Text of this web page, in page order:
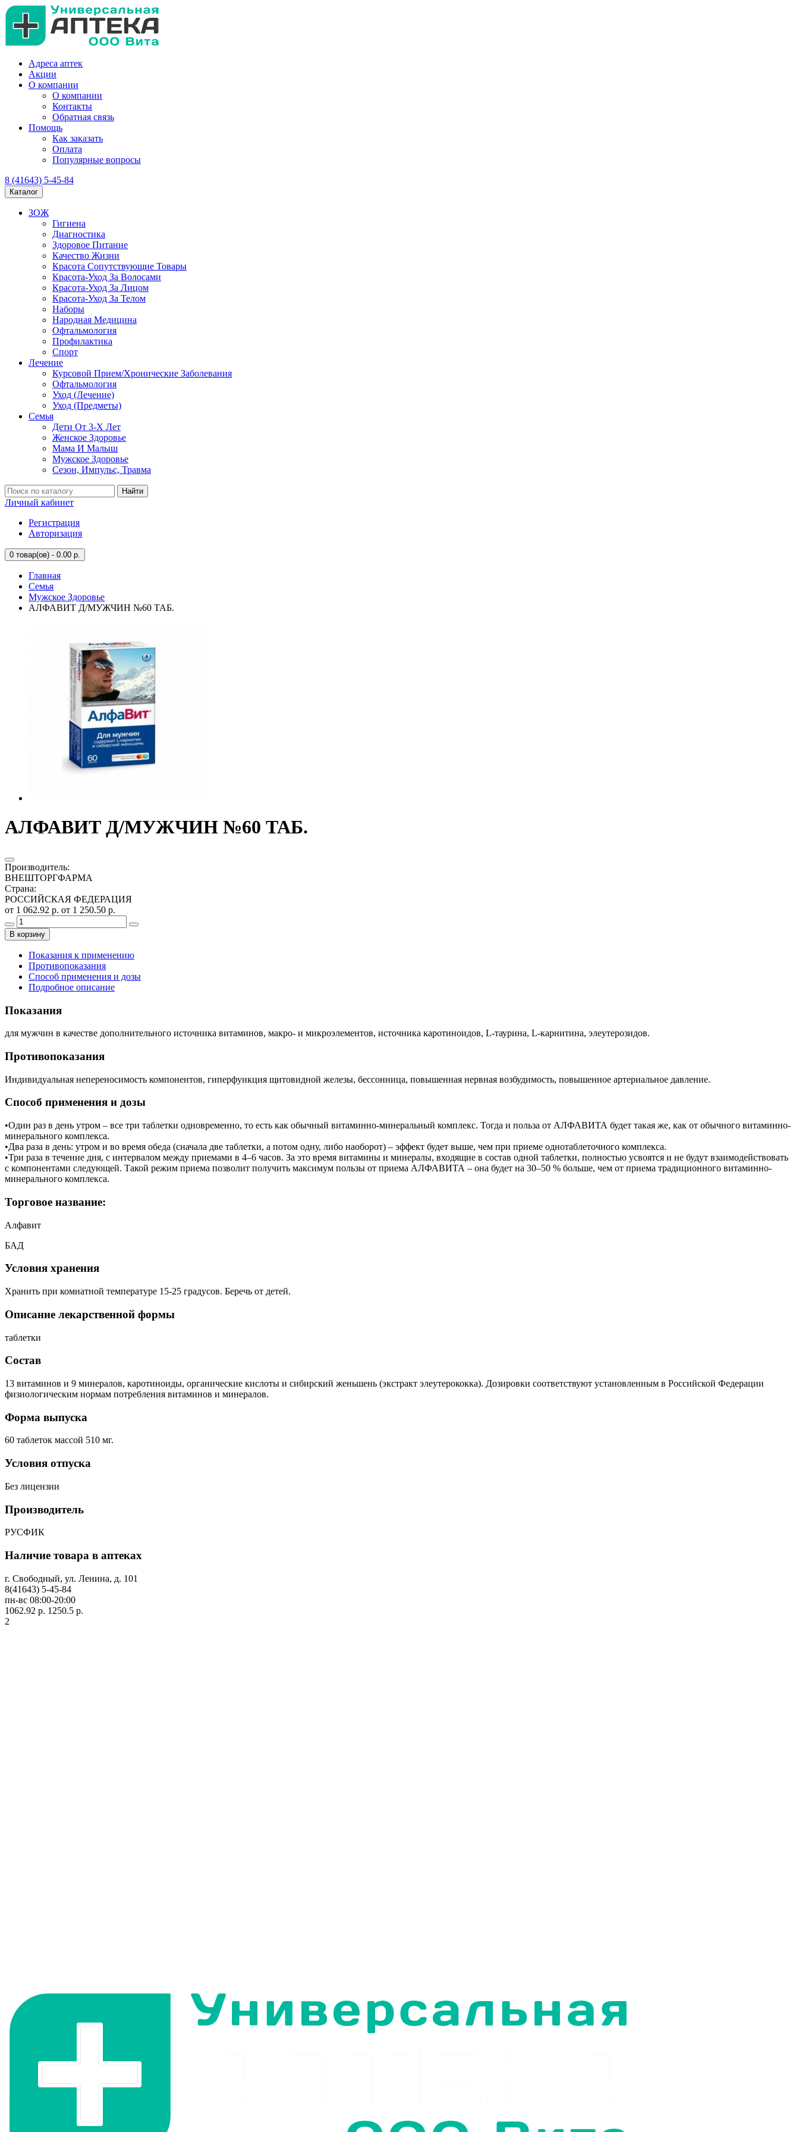
Адреса аптек
Акции
О компании
О компании
Контакты
Обратная связь
Помощь
Как заказать
Оплата
Популярные вопросы
8 (41643) 5-45-84
Каталог
ЗОЖ
Гигиена
Диагностика
Здоровое Питание
Качество Жизни
Красота Сопутствующие Товары
Красота-Уход За Волосами
Красота-Уход За Лицом
Красота-Уход За Телом
Наборы
Народная Медицина
Офтальмология
Профилактика
Спорт
Лечение
Курсовой Прием/Хронические Заболевания
Офтальмология
Уход (Лечение)
Уход (Предметы)
Семья
Дети От 3-Х Лет
Женское Здоровье
Мама И Малыш
Мужское Здоровье
Сезон, Импульс, Травма
Найти
Личный кабинет
Регистрация
Авторизация
0 товар(ов) - 0.00 р.
Главная
Семья
Мужское Здоровье
АЛФАВИТ Д/МУЖЧИН №60 ТАБ.
АЛФАВИТ Д/МУЖЧИН №60 ТАБ.
Производитель:
ВНЕШТОРГФАРМА
Страна:
РОССИЙСКАЯ ФЕДЕРАЦИЯ
от 1 062.92 р. от 1 250.50 р.
В корзину
Показания к применению
Противопоказания
Способ применения и дозы
Подробное описание
Показания
для мужчин в качестве дополнительного источника витаминов, макро- и микроэлементов, источника каротиноидов, L-таурина, L-карнитина, элеутерозидов.
Противопоказания
Индивидуальная непереносимость компонентов, гиперфункция щитовидной железы, бессонница, повышенная нервная возбудимость, повышенное артериальное давление.
Способ применения и дозы
•Один раз в день утром – все три таблетки одновременно, то есть как обычный витаминно-минеральный комплекс. Тогда и польза от АЛФАВИТА будет такая же, как от обычного витаминно-
минерального комплекса.
•Два раза в день: утром и во время обеда (сначала две таблетки, а потом одну, либо наоборот) – эффект будет выше, чем при приеме однотаблеточного комплекса.
•Три раза в течение дня, с интервалом между приемами в 4–6 часов. За это время витамины и минералы, входящие в состав одной таблетки, полностью усвоятся и не будут взаимодействовать
с компонентами следующей. Такой режим приема позволит получить максимум пользы от приема АЛФАВИТА – она будет на 30–50 % больше, чем от приема традиционного витаминно-
минерального комплекса.
Торговое название:
Алфавит
БАД
Условия хранения
Хранить при комнатной температуре 15-25 градусов. Беречь от детей.
Описание лекарственной формы
таблетки
Состав
13 витаминов и 9 минералов, каротиноиды, органические кислоты и сибирский женьшень (экстракт элеутерококка). Дозировки соответствуют установленным в Российской Федерации
физиологическим нормам потребления витаминов и минералов.
Форма выпуска
60 таблеток массой 510 мг.
Условия отпуска
Без лицензии
Производитель
РУСФИК
Наличие товара в аптеках
г. Свободный, ул. Ленина, д. 101
8(41643) 5-45-84
пн-вс 08:00-20:00
1062.92 р. 1250.5 р.
2